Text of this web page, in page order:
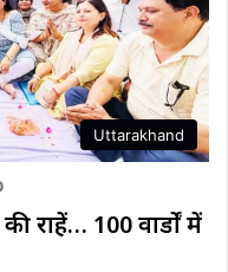
Uttarakhand
राहें… 100 वार्डों में